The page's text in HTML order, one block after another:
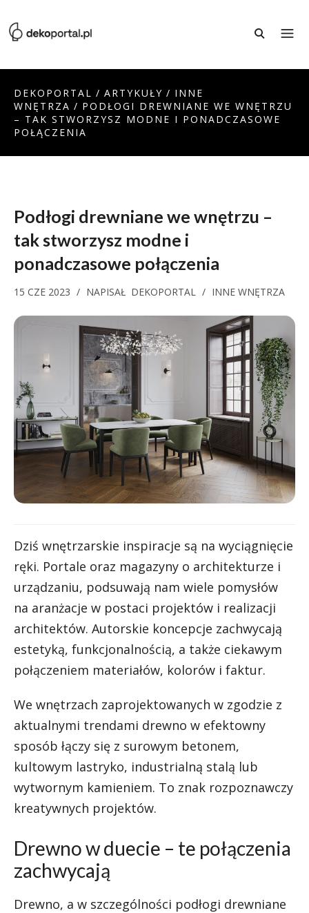
DEKOPORTAL / ARTYKUŁY / INNE
WNĘTRZA / PODŁOGI DREWNIANE WE WNĘTRZU
– TAK STWORZYSZ MODNE I PONADCZASOWE
POŁĄCZENIA
Podłogi drewniane we wnętrzu –
tak stworzysz modne i
ponadczasowe połączenia
15 CZE 2023 / NAPISAŁ DEKOPORTAL / INNE WNĘTRZA
Dziś wnętrzarskie inspiracje są na wyciągnięcie
ręki. Portale oraz magazyny o architekturze i
urządzaniu, podsuwają nam wiele pomysłów
na aranżacje w postaci projektów i realizacji
architektów. Autorskie koncepcje zachwycają
estetyką, funkcjonalnością, a także ciekawym
połączeniem materiałów, kolorów i faktur.
We wnętrzach zaprojektowanych w zgodzie z
aktualnymi trendami drewno w efektowny
sposób łączy się z surowym betonem,
kultowym lastryko, industrialną stalą lub
wytwornym kamieniem. To znak rozpoznawczy
kreatywnych projektów.
Drewno w duecie – te połączenia
zachwycają
Drewno, a w szczególności podłogi drewniane